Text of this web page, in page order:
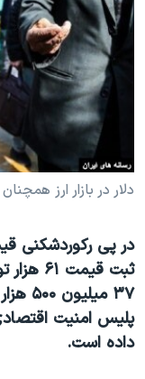
فرهنگ و زندگی
حقوق شهروندی
اقتصادی
علم و فناوری
اسرائیل در جنگ
مستندها
انتخابات ریاست جمهوری
حمله جمهوری
رمز مهسا
ورزش زنان در ایران
اعتراضات زن،
تریبونال مردمی آبان ۹۸
دادگاه حمید نوری
چهل سال گروگان‌گیری
قانون شفافیت دارائی
دنبال کنید
زبانهای مختلف
دلار در بازار ارز
در پی رکوردشکنی
ثبت
۳۷
پلیس امنیت
داده است.